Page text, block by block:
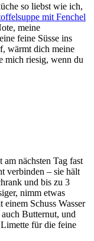
so liebst wie ich,
mit Fenchel
meine
feine Süsse ins
wärmt dich meine
mich riesig, wenn du
nächsten Tag fast
verbinden – sie hält
und bis zu 3
nimm etwas
Schuss Wasser
Butternut, und
für die feine